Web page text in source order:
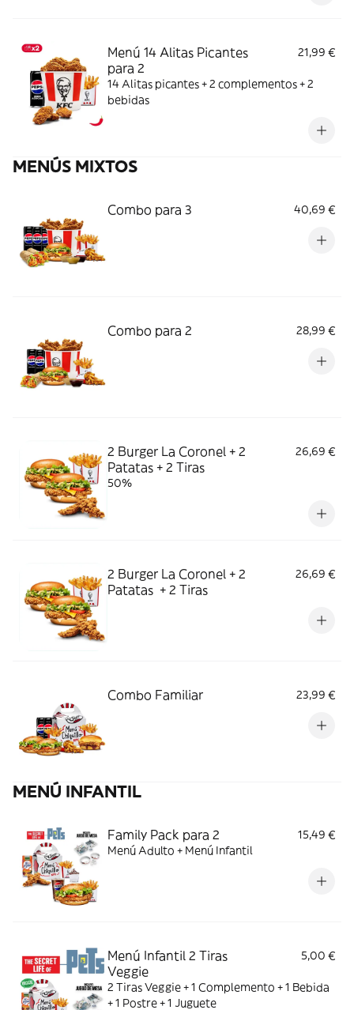
Menú 14 Alitas Picantes
para 2
21,99 €
14 Alitas picantes + 2 complementos + 2
bebidas
MENÚS MIXTOS
Combo para 3 40,69 €
Combo para 2 28,99 €
2 Burger La Coronel + 2
Patatas + 2 Tiras
26,69 €
50%
2 Burger La Coronel + 2
Patatas + 2 Tiras
26,69 €
Combo Familiar 23,99 €
MENÚ INFANTIL
Family Pack para 2
15,49 €
Menú Adulto + Menú Infantil
Menú Infantil 2 Tiras
Veggie
5,00 €
2 Tiras Veggie + 1 Complemento + 1 Bebida
+ 1 Postre + 1 Juguete